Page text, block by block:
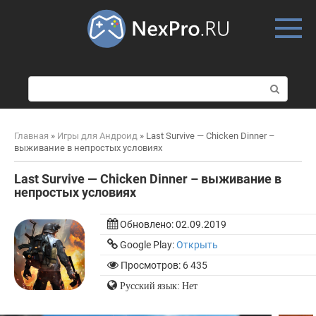
о
и
к
Главная » Игры для Андроид » Last Survive — Chicken Dinner –
выживание в непростых условиях
Last Survive — Chicken Dinner – выживание в
непростых условиях
Обновлено:02.09.2019
Google Play:Открыть
Просмотров: 6 435
Русский язык: Нет